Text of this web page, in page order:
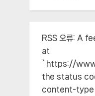
RSS 오류: A
at
`https://
the status
content-